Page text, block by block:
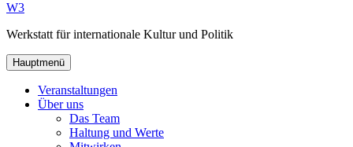
W3
Werkstatt für internationale Kultur und Politik
Hauptmenü
Veranstaltungen
Über uns
Das Team
Haltung und Werte